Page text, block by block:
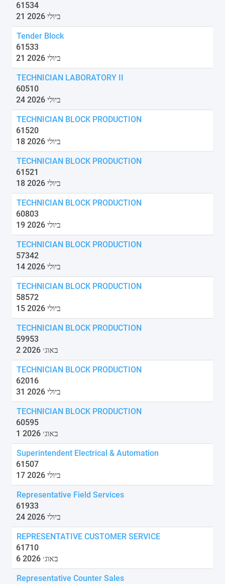
61534
21 ביולי 2026
Tender Block
61533
21 ביולי 2026
TECHNICIAN LABORATORY II
60510
24 ביולי 2026
TECHNICIAN BLOCK PRODUCTION
61520
18 ביולי 2026
TECHNICIAN BLOCK PRODUCTION
61521
18 ביולי 2026
TECHNICIAN BLOCK PRODUCTION
60803
19 ביולי 2026
TECHNICIAN BLOCK PRODUCTION
57342
14 ביולי 2026
TECHNICIAN BLOCK PRODUCTION
58572
15 ביולי 2026
TECHNICIAN BLOCK PRODUCTION
59953
2 באוג׳ 2026
TECHNICIAN BLOCK PRODUCTION
62016
31 ביולי 2026
TECHNICIAN BLOCK PRODUCTION
60595
1 באוג׳ 2026
Superintendent Electrical & Automation
61507
17 ביולי 2026
Representative Field Services
61933
24 ביולי 2026
REPRESENTATIVE CUSTOMER SERVICE
61710
6 באוג׳ 2026
Representative Counter Sales